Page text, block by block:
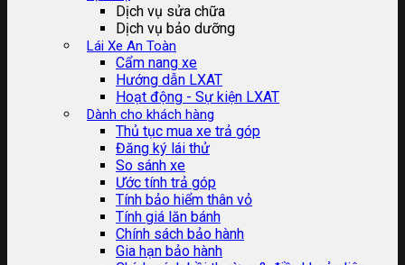
Dịch vụ sửa chữa
Dịch vụ bảo dưỡng
Lái Xe An Toàn
Cẩm nang xe
Hướng dẫn LXAT
Hoạt động - Sự kiện LXAT
Dành cho khách hàng
Thủ tục mua xe trả góp
Đăng ký lái thử
So sánh xe
Ước tính trả góp
Tính bảo hiểm thân vỏ
Tính giá lăn bánh
Chính sách bảo hành
Gia hạn bảo hành